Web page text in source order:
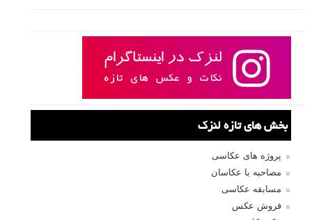
بخش های تازه لنزک
پروژه های عکاسی
مصاحبه با عکاسان
مسابقه عکاسی
فروش عکس